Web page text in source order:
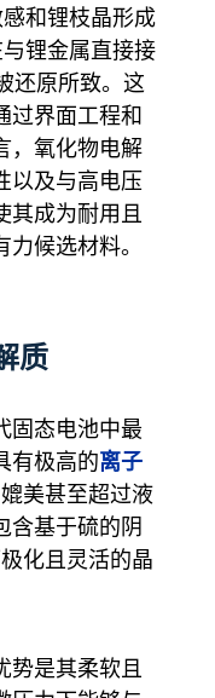
和锂枝晶形成
锂金属直接接
还原所致。这
过界面工程和
，氧化物电解
以及与高电压
其成为耐用且
候选材料。
质
固态电池中最
有极高的离子
美甚至超过液
含基于硫的阴
化且灵活的晶
势是其柔软且